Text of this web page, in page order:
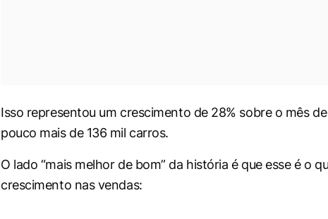
Isso representou um crescimento de 28% sobre o mês
pouco mais de 136 mil carros.
O lado “mais melhor de bom” da história é que esse é o
crescimento nas vendas: